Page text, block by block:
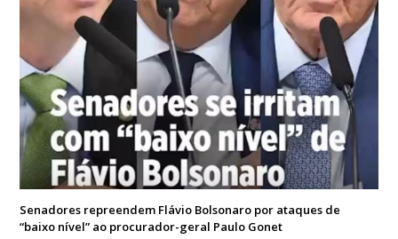
Senadores repreendem Flávio Bolsonaro por ataques de
“baixo nível” ao procurador-geral Paulo Gonet